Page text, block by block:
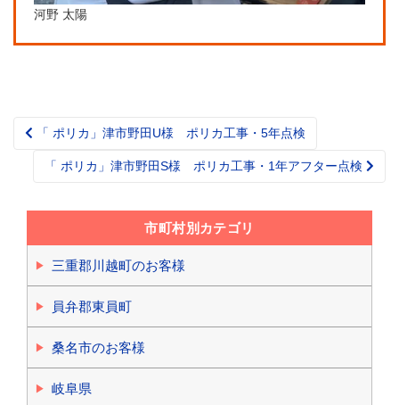
河野 太陽
Post
navigation
「 ポリカ」津市野田U様 ポリカ工事・5年点検
「 ポリカ」津市野田S様 ポリカ工事・1年アフター点検
市町村別カテゴリ
三重郡川越町のお客様
員弁郡東員町
桑名市のお客様
岐阜県